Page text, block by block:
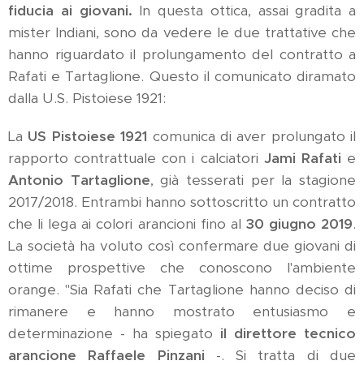
fiducia ai giovani. In questa ottica, assai gradita a
mister Indiani, sono da vedere le due trattative che
hanno riguardato il prolungamento del contratto a
Rafati e Tartaglione. Questo il comunicato diramato
dalla U.S. Pistoiese 1921:
La US Pistoiese 1921 comunica di aver prolungato il
rapporto contrattuale con i calciatori Jami Rafati e
Antonio Tartaglione, già tesserati per la stagione
2017/2018. Entrambi hanno sottoscritto un contratto
che li lega ai colori arancioni fino al 30 giugno 2019.
La società ha voluto così confermare due giovani di
ottime prospettive che conoscono l'ambiente
orange. "Sia Rafati che Tartaglione hanno deciso di
rimanere e hanno mostrato entusiasmo e
determinazione - ha spiegato il direttore tecnico
arancione Raffaele Pinzani -. Si tratta di due